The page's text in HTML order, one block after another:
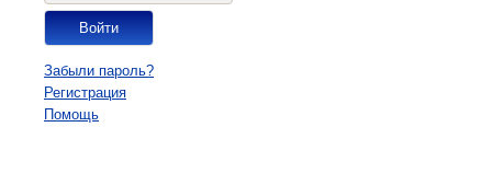
Забыли пароль?
Регистрация
Помощь